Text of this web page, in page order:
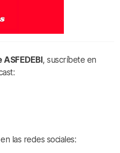
, suscríbete en
las redes sociales: